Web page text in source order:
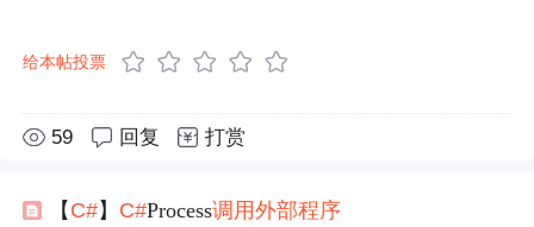
给本帖投票
59 回复 打赏
【 C#】 C#Process调用外部程序